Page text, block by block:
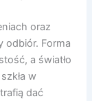
oraz
odbiór. Forma
a światło
w
dać